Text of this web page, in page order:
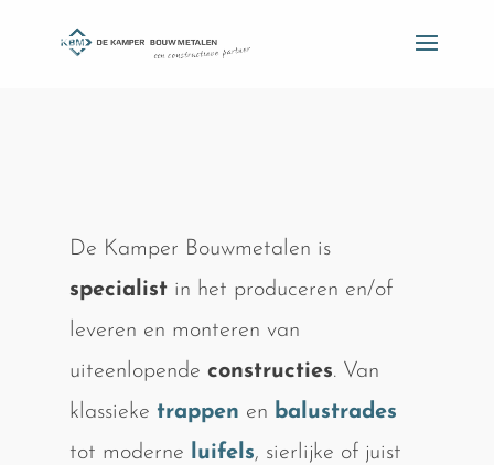
De Kamper Bouwmetalen is
specialistin het produceren en/of
leveren en monteren van
uiteenlopende constructies. Van
klassieke trappen en balustrades
tot moderne luifels, sierlijke of juist